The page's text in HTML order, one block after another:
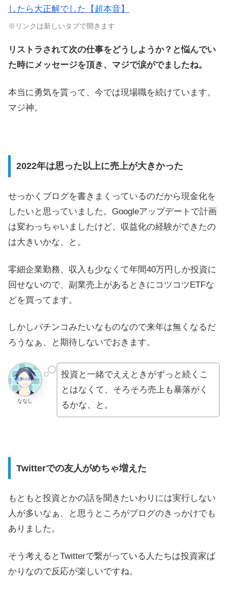
したら大正解でした【超本音】
※リンクは新しいタブで開きます
リストラされて次の仕事をどうしようか？と悩んでい
た時にメッセージを頂き、マジで涙がでましたね。
本当に勇気を貰って、今では現場職を続けています。
マジ神。
2022年は思った以上に売上が大きかった
せっかくブログを書きまくっているのだから現金化を
したいと思っていました。Googleアップデートで計画
は変わっちゃいましたけど、収益化の経験ができたの
は大きいかな、と。
零細企業勤務、収入も少なくて年間40万円しか投資に
回せないので、副業売上があるときにコツコツETFな
どを買ってます。
しかしパチンコみたいなものなので来年は無くなるだ
ろうなぁ、と期待しないでおきます。
ななし
投資と一緒でええときがずっと続くこ
とはなくて、そろそろ売上も暴落がく
るかな、と。
Twitterでの友人がめちゃ増えた
もともと投資とかの話を聞きたいわりには実行しない
人が多いなぁ、と思うところがブログのきっかけでも
ありました。
そう考えるとTwitterで繋がっている人たちは投資家ば
かりなので反応が楽しいですね。